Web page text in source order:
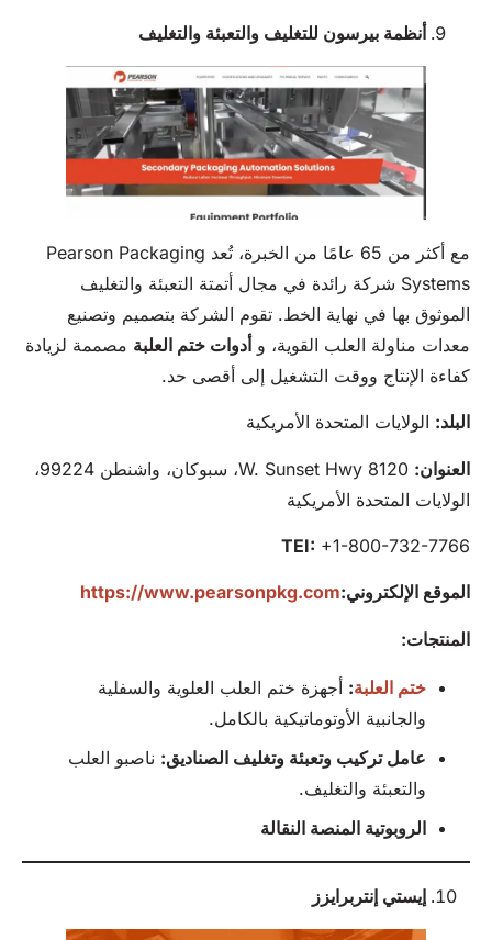
أنظمة بيرسون للتغليف والتعبئة والتغليف
مع أكثر من 65 عامًا من الخبرة، تُعد Pearson Packaging
Systems شركة رائدة في مجال أتمتة التعبئة والتغليف
الموثوق بها في نهاية الخط. تقوم الشركة بتصميم وتصنيع
معدات مناولة العلب القوية، وأدوات ختم العلبة مصممة لزيادة
كفاءة الإنتاج ووقت التشغيل إلى أقصى حد.
البلد: الولايات المتحدة الأمريكية
العنوان:
8120 W. Sunset Hwy، سبوكان، واشنطن 99224،
الولايات المتحدة الأمريكية
TEI: +1-800-732-7766
الموقع الإلكتروني:https://www.pearsonpkg.com
المنتجات:
ختم العلبة: أجهزة ختم العلب العلوية والسفلية
والجانبية الأوتوماتيكية بالكامل.
عامل تركيب وتعبئة وتغليف الصناديق: ناصبو العلب
والتعبئة والتغليف.
الروبوتية المنصة النقالة
إيستي إنتربرايزز